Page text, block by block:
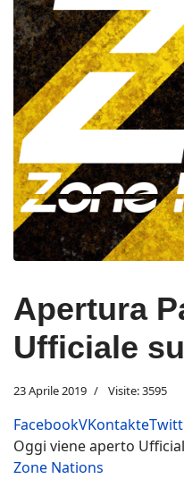
Apertura
Ufficiale
23 Aprile 2019 Visite: 3595
FacebookVKontakte
Oggi viene aperto
Zone Nations